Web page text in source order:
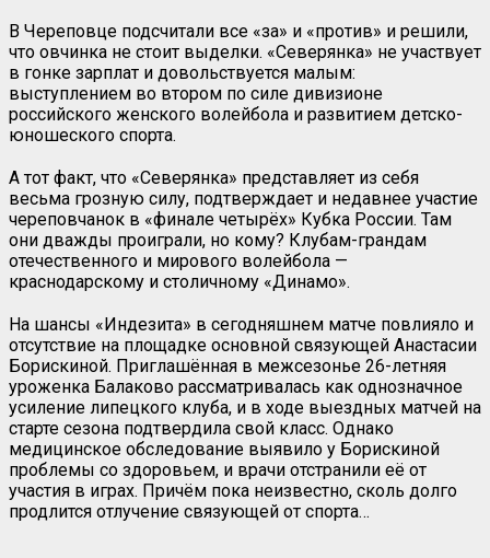
В Череповце подсчитали все «за» и «против» и решили,
что овчинка не стоит выделки. «Северянка» не участвует
в гонке зарплат и довольствуется малым:
выступлением во втором по силе дивизионе
российского женского волейбола и развитием детско-
юношеского спорта.
А тот факт, что «Северянка» представляет из себя
весьма грозную силу, подтверждает и недавнее участие
череповчанок в «финале четырёх» Кубка России. Там
они дважды проиграли, но кому? Клубам-грандам
отечественного и мирового волейбола —
краснодарскому и столичному «Динамо».
На шансы «Индезита» в сегодняшнем матче повлияло и
отсутствие на площадке основной связующей Анастасии
Борискиной. Приглашённая в межсезонье 26-летняя
уроженка Балаково рассматривалась как однозначное
усиление липецкого клуба, и в ходе выездных матчей на
старте сезона подтвердила свой класс. Однако
медицинское обследование выявило у Борискиной
проблемы со здоровьем, и врачи отстранили её от
участия в играх. Причём пока неизвестно, сколь долго
продлится отлучение связующей от спорта…